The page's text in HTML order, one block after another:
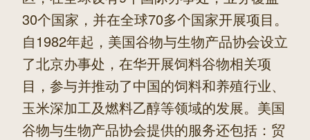
30个国家，并在全球70多个国家开展项目。
自1982年起，美国谷物与生物产品协会设立
了北京办事处，在华开展饲料谷物相关项
目，参与并推动了中国的饲料和养殖行业、
玉米深加工及燃料乙醇等领域的发展。美国
谷物与生物产品协会提供的服务还包括：贸